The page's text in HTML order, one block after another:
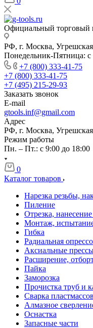
Официальный торговый
РФ, г. Москва,
Понедельник-Пятница: с
+7 (800) 333-41-75
+7 (800) 333-41-75
+7 (495) 215-29-93
Заказать звонок
E-mail
gtools.inf@gmail.com
Адрес
РФ, г. Москва,
Режим работы
Пн. – Пт.: с 9:00 до 18:00
0
Каталог товаров
Нарезка резьбы,
Пиление
Отрезка,
Монтаж,
Гибка
Радиальная
Аксиальные
Расширение,
Пайка
Заморозка
Прочистка труб и
Сварка
Алмазное
Оснастка
Запасные части